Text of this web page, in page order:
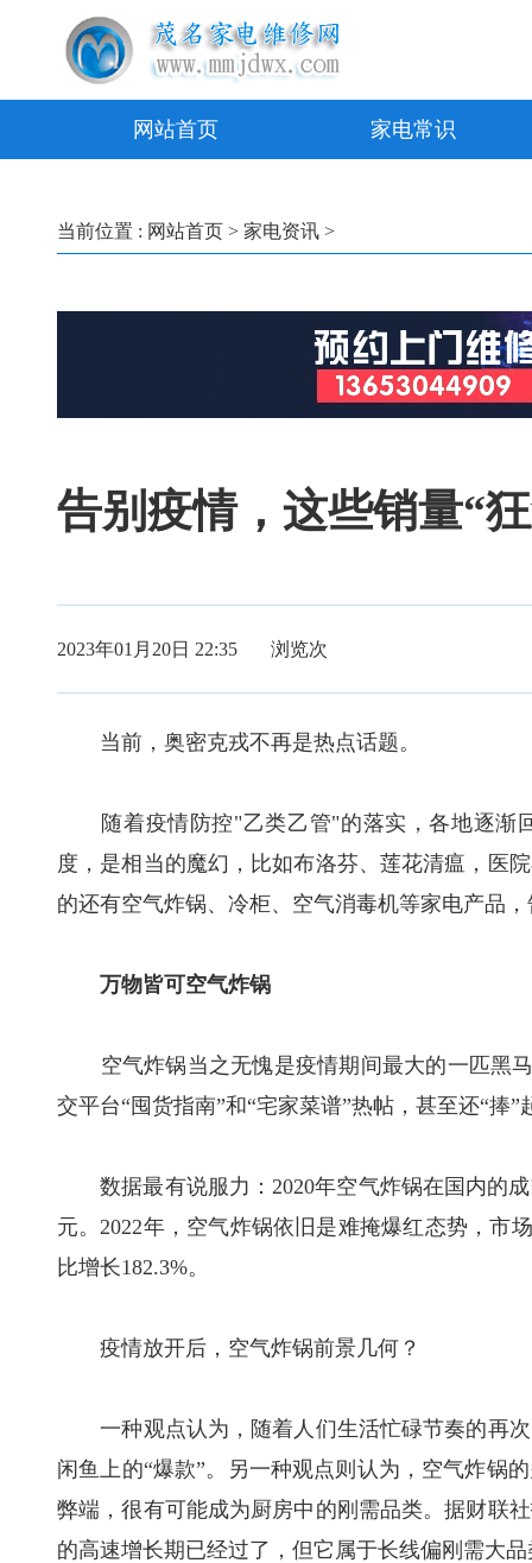
网站首页 家电常识
当前位置 : 网站首页 > 家电资讯 >
告别疫情，这些销量“
2023年01月20日 22:35 浏览次
当前，奥密克戎不再是热点话题。
随着疫情防控"乙类乙管"的落实，各地逐渐
度，是相当的魔幻，比如布洛芬、莲花清瘟，医
的还有空气炸锅、冷柜、空气消毒机等家电产品
万物皆可空气炸锅
空气炸锅当之无愧是疫情期间最大的一匹黑马
交平台“囤货指南”和“宅家菜谱”热帖，甚至还“捧
数据最有说服力：2020年空气炸锅在国内的成
元。2022年，空气炸锅依旧是难掩爆红态势，市
比增长182.3%。
疫情放开后，空气炸锅前景几何？
一种观点认为，随着人们生活忙碌节奏的再次
闲鱼上的“爆款”。另一种观点则认为，空气炸锅
弊端，很有可能成为厨房中的刚需品类。据财联
的高速增长期已经过了，但它属于长线偏刚需大